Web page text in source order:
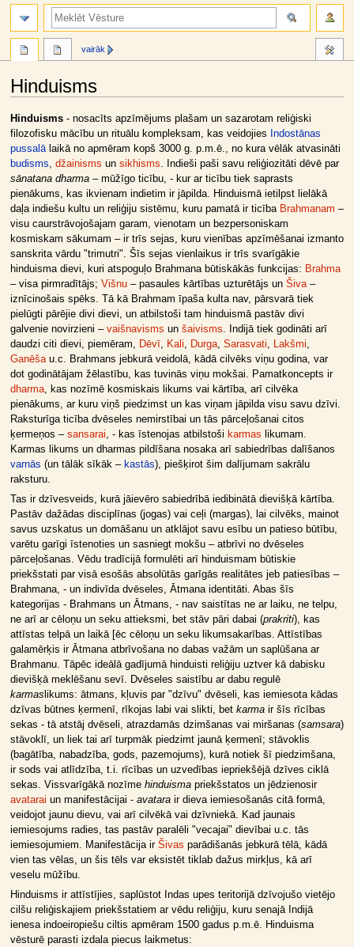
Hinduisms
Jump
to
navigation
Jump
to
search
Hinduisms- nosacīts apzīmējums plašam un sazarotam reliģiski
filozofisku mācību un rituālu kompleksam, kas veidojies
Indostānas
pussalālaikā no apmēram kopš 3000 g. p.m.ē., no kura vēlāk atvasināti
budisms
džainisms un sikhisms . Indieši paši savu reliģiozitāti dēvē par
sānatana dharma– mūžīgo ticību, - kur ar ticību tiek saprasts
pienākums, kas ikvienam indietim ir jāpilda. Hinduismā ietilpst lielākā
daļa indiešu kultu un reliģiju sistēmu, kuru pamatā ir ticība Brahmanam –
visu caurstrāvojošajam garam, vienotam un bezpersoniskam
kosmiskam sākumam – ir trīs sejas, kuru vienības apzīmēšanai izmanto
sanskrita vārdu "trimutri". Šīs sejas vienlaikus ir trīs svarīgākie
hinduisma dievi, kuri atspoguļo Brahmana būtiskākās funkcijas: Brahma
– visa pirmradītājs; Višnu– pasaules kārtības uzturētājs un Šiva–
iznīcinošais spēks. Tā kā Brahmam īpaša kulta nav, pārsvarā tiek
pielūgti pārējie divi dievi, un atbilstoši tam hinduismā pastāv divi
galvenie novirzieni – vaišnavisms un šaivisms . Indijā tiek godināti arī
daudzi citi dievi, piemēram,
Dēvī, Kali Durga, Sarasvati Lakšmi
Ganēšau.c. Brahmans jebkurā veidolā, kādā cilvēks viņu godina, var
dot godinātājam žēlastību, kas tuvinās viņu mokšai. Pamatkoncepts ir
dharma, kas nozīmē kosmiskais likums vai kārtība, arī cilvēka
pienākums, ar kuru viņš piedzimst un kas viņam jāpilda visu savu dzīvi.
Raksturīga ticība dvēseles nemirstībai un tās pārceļošanai citos
ķermeņos – sansarai , - kas īstenojas atbilstoši karmas likumam.
Karmas likums un dharmas pildīšana nosaka arī sabiedrības dalīšanos
varnās (un tālāk sīkāk – kastās), piešķirot šim dalījumam sakrālu
raksturu.
Tas ir dzīvesveids, kurā jāievēro sabiedrībā iedibinātā dievišķā kārtība.
Pastāv dažādas disciplīnas (jogas) vai ceļi (margas), lai cilvēks, mainot
savus uzskatus un domāšanu un atklājot savu esību un patieso būtību,
varētu garīgi īstenoties un sasniegt mokšu – atbrīvi no dvēseles
pārceļošanas. Vēdu tradīcijā formulēti arī hinduismam būtiskie
priekšstati par visā esošās absolūtās garīgās realitātes jeb patiesības –
Brahmana, - un indivīda dvēseles, Ātmana identitāti. Abas šīs
kategorijas - Brahmans un Ātmans, - nav saistītas ne ar laiku, ne telpu,
ne arī ar cēloņu un seku attieksmi, bet stāv pāri dabai (prakriti), kas
attīstas telpā un laikā [ēc cēloņu un seku likumsakarības. Attīstības
galamērķis ir Ātmana atbrīvošana no dabas važām un saplūšana ar
Brahmanu. Tāpēc ideālā gadījumā hinduisti reliģiju uztver kā dabisku
dievišķā meklēšanu sevī. Dvēseles saistību ar dabu regulē
karmas likums: ātmans, kļuvis par "dzīvu" dvēseli, kas iemiesota kādas
dzīvas būtnes ķermenī, rīkojas labi vai slikti, bet karmair šīs rīcības
sekas - tā atstāj dvēseli, atrazdamās dzimšanas vai miršanas (samsara)
stāvoklī, un liek tai arī turpmāk piedzimt jaunā ķermenī; stāvoklis
(bagātība, nabadzība, gods, pazemojums), kurā notiek šī piedzimšana,
ir sods vai atlīdzība, t.i. rīcības un uzvedības iepriekšējā dzīves ciklā
sekas. Vissvarīgākā nozīme hinduismapriekšstatos un jēdzienosir
avatarai un manifestācijai - avatarair dieva iemiesošanās citā formā,
veidojot jaunu dievu, vai arī cilvēkā vai dzīvniekā. Kad jaunais
iemiesojums radies, tas pastāv paralēli "vecajai" dievībai u.c. tās
iemiesojumiem. Manifestācija ir Šivas parādišanās jebkurā tēlā, kādā
vien tas vēlas, un šis tēls var eksistēt tiklab dažus mirkļus, kā arī
veselu mūžību.
Hinduisms ir attīstījies, saplūstot Indas upes teritorijā dzīvojušo vietējo
cilšu reliģiskajiem priekšstatiem ar vēdu reliģiju, kuru senajā Indijā
ienesa indoeiropiešu ciltis apmēram 1500 gadus p.m.ē. Hinduisma
vēsturē parasti izdala piecus laikmetus:
vairāk
meklēt